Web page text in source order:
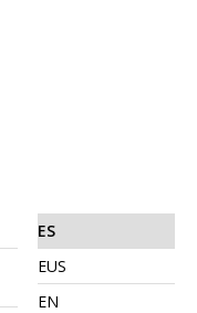
ES
EUS
EN